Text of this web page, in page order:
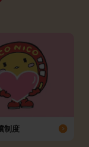
制度